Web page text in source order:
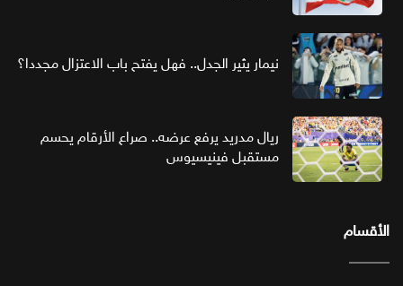
نيمار يثير الجدل.. فهل يفتح باب الاعتزال مجددا؟
ريال مدريد يرفع عرضه.. صراع الأرقام يحسم
مستقبل فينيسيوس
الأقسام